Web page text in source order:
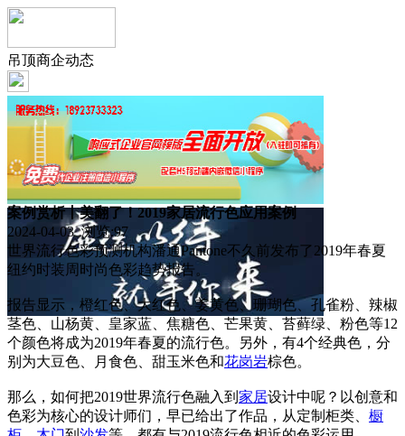
吊顶商企动态
案例赏析丨美翻了！2019家居流行色应用案例
2024-04-03 浏览:97
世界流行色彩预测机构潘通Pantone不久前发布了2019年春夏
纽约时装周时尚色彩趋势报告。
报告显示，橙红色、大红色、姜黄色、珊瑚色、孔雀粉、辣椒
茎色、山杨黄、皇家蓝、焦糖色、芒果黄、苔藓绿、粉色等12
个颜色将成为2019年春夏的流行色。另外，有4个经典色，分
别为大豆色、月食色、甜玉米色和花岗岩棕色。
那么，如何把2019世界流行色融入到 家居设计中呢？以创意和
色彩为核心的设计师们，早已给出了作品，从定制柜类、 橱